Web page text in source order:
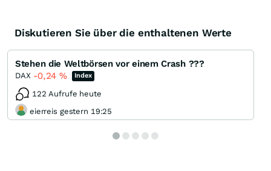
Diskutieren Sie über die enthaltenen Werte
Stehen die Weltbörsen vor einem Crash ???
DAX -0,24 % Index
122 Aufrufe heute
eierreis gestern 19:25